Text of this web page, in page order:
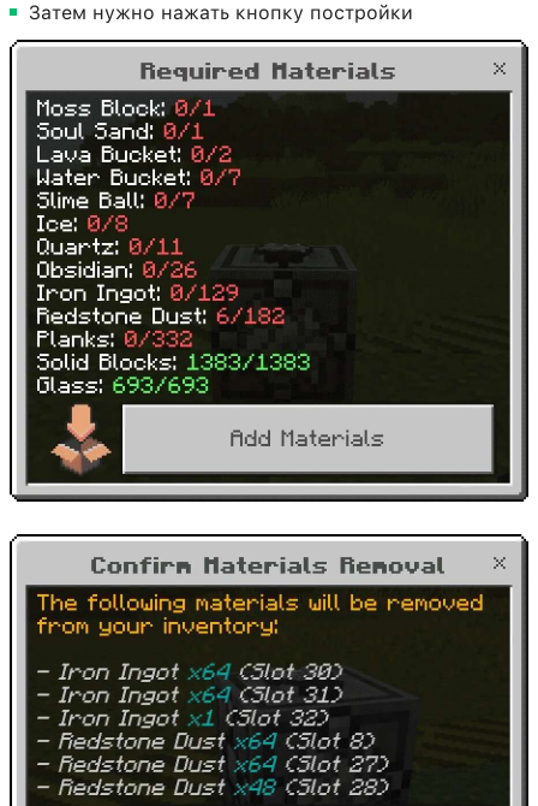
Затем нужно нажать кнопку постройки